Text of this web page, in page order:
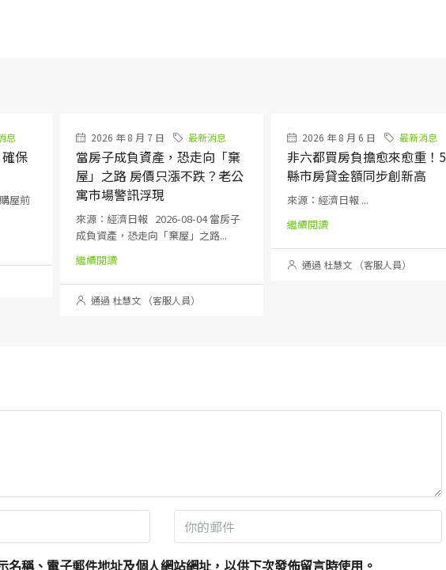
息
保
屋前
2026 年 8 月 7 日 最新消息
當房子成負資產，恐走向「棄
屋」之路 房價只漲不跌？老公
寓市場警訊浮現
來源：經濟日報 2026-08-04 當房子
成負資產，恐走向「棄屋」之路...
繼續閱讀
通過 杜慧文 （客服人員）
2026 年 8 月 6 日 最新消息
非六都買房負擔愈來愈重！5
縣市房貸金額同步創新高
來源：經濟日報 ...
繼續閱讀
通過 杜慧文 （客服人員）
名稱、電子郵件地址及個人網站網址，以供下次發佈留言時使用。